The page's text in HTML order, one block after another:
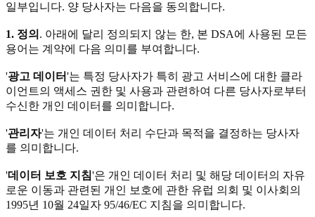
일부입니다. 양 당사자는 다음을 동의합니다.
1. 정의 . 아래에 달리 정의되지 않는 한, 본 DSA에 사용된 모든
용어는 계약에 다음 의미를 부여합니다.
'광고 데이터'는 특정 당사자가 특히 광고 서비스에 대한 클라
이언트의 액세스 권한 및 사용과 관련하여 다른 당사자로부터
수신한 개인 데이터를 의미합니다.
'관리자'는 개인 데이터 처리 수단과 목적을 결정하는 당사자
를 의미합니다.
'데이터 보호 지침'은 개인 데이터 처리 및 해당 데이터의 자유
로운 이동과 관련된 개인 보호에 관한 유럽 의회 및 이사회의
1995년 10월 24일자 95/46/EC 지침을 의미합니다.